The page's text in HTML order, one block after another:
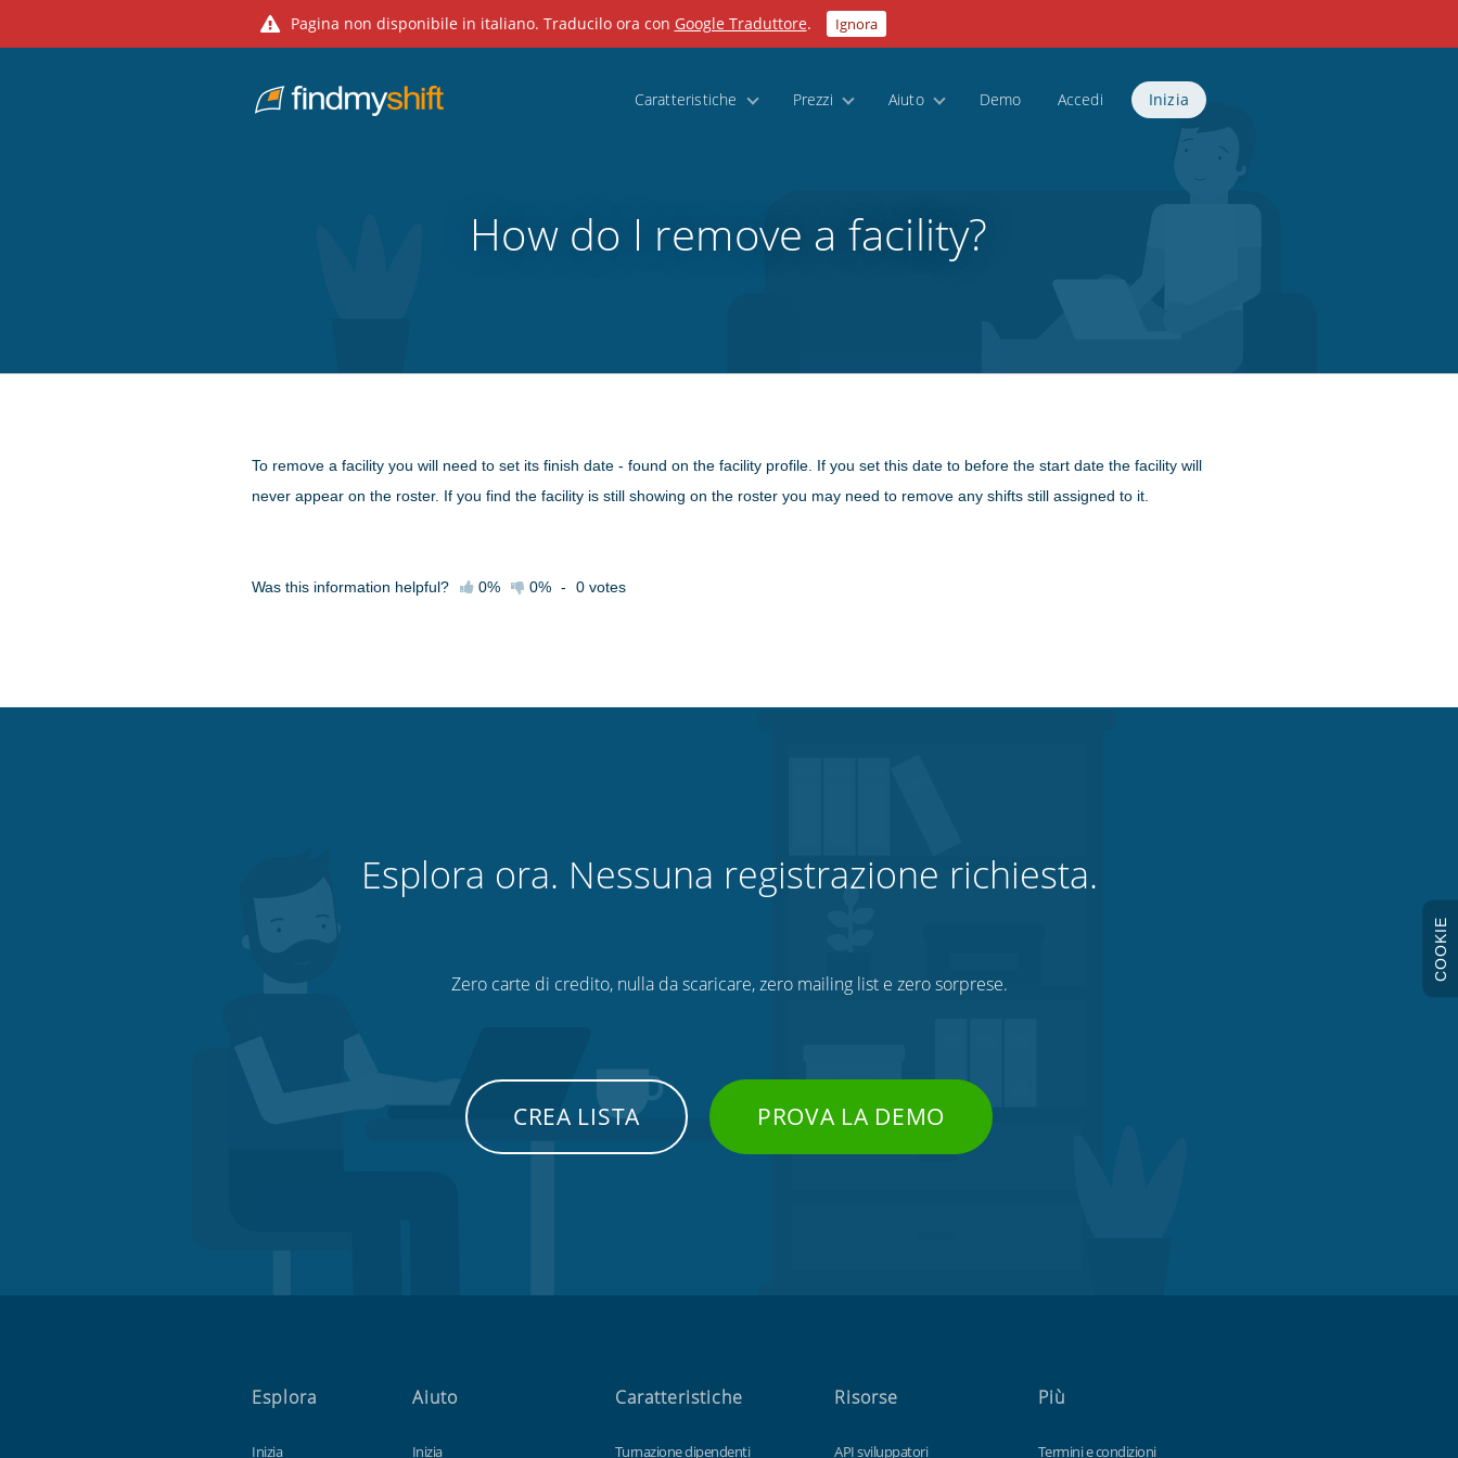
Pagina non disponibile in italiano. Traducilo ora con Google Traduttore. Ignora
Home Caratteristiche Prezzi Aiuto Demo Accedi Inizia
How do I remove a facility?
To remove a facility you will need to set its finish date - found on the facility profile. If you set this date to before the start date the facility will
never appear on the roster. If you find the facility is still showing on the roster you may need to remove any shifts still assigned to it.
Was this information helpful? 0% 0% - 0 votes
Esplora ora. Nessuna registrazione richiesta.
Zero carte di credito, nulla da scaricare, zero mailing list e zero sorprese.
CREA LISTA PROVA LA DEMO
Esplora
Inizia
Aiuto
Inizia
Caratteristiche
Turnazione dipendenti
Risorse
API sviluppatori
Più
Termini e condizioni
COOKIE